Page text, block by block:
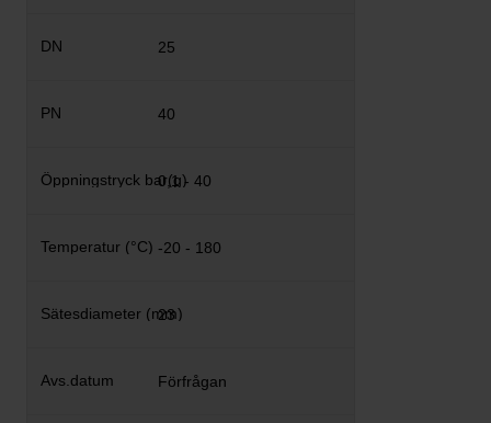
25
40
0,1 - 40
-20 - 180
23
Förfrågan